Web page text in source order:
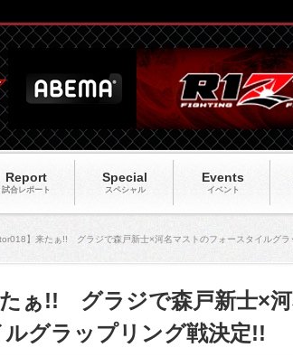
Report
試合レポート
Special
スペシャル
Events
イベント
】来たぁ!! グラジで森戸新士×河名マストのフォースタイルグラ
たぁ!! グラジで森戸新士×
グラップリング戦決定!!